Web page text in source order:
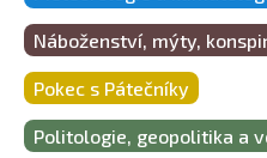
Náboženství, mýty,
Pokec s Pátečníky
Politologie, geopolitika a